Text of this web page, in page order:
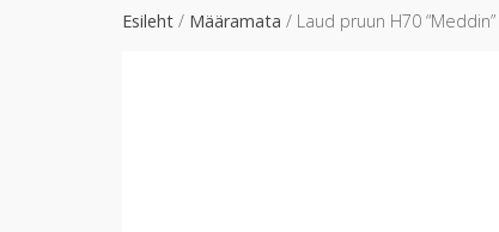
Esileht / Määramata / Laud pruun H70 “Meddin”